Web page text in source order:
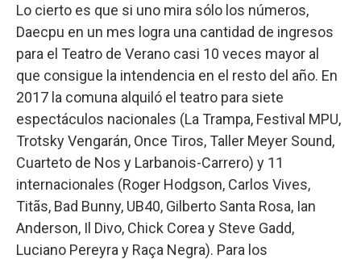
Lo cierto es que si uno mira sólo los números,
Daecpu en un mes logra una cantidad de ingresos
para el Teatro de Verano casi 10 veces mayor al
que consigue la intendencia en el resto del año. En
2017 la comuna alquiló el teatro para siete
espectáculos nacionales (La Trampa, Festival MPU,
Trotsky Vengarán, Once Tiros, Taller Meyer Sound,
Cuarteto de Nos y Larbanois-Carrero) y 11
internacionales (Roger Hodgson, Carlos Vives,
Titãs, Bad Bunny, UB40, Gilberto Santa Rosa, Ian
Anderson, Il Divo, Chick Corea y Steve Gadd,
Luciano Pereyra y Raça Negra). Para los